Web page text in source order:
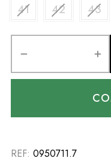
41
42 43
REF: 0950711.7